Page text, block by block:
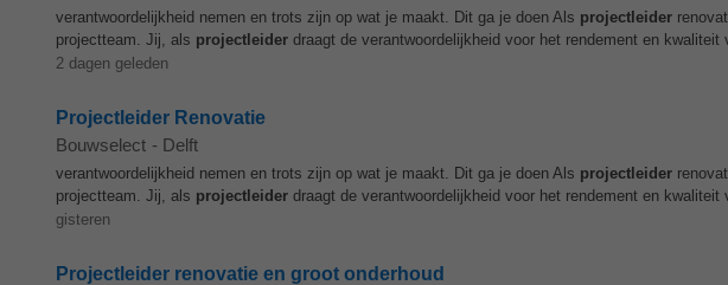
verantwoordelijkheid nemen en trots zijn op wat je maakt. Dit ga je doen Als projectleider
projectteam. Jij, als projectleider draagt de verantwoordelijkheid voor het rendement en kwaliteit
2 dagen geleden
Projectleider Renovatie
Bouwselect - Delft
verantwoordelijkheid nemen en trots zijn op wat je maakt. Dit ga je doen Als projectleider
projectteam. Jij, als projectleider draagt de verantwoordelijkheid voor het rendement en kwaliteit
gisteren
Projectleider renovatie en groot onderhoud